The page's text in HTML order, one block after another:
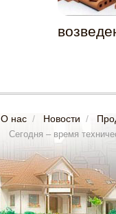
О нас / Новости /
Сегодня – время